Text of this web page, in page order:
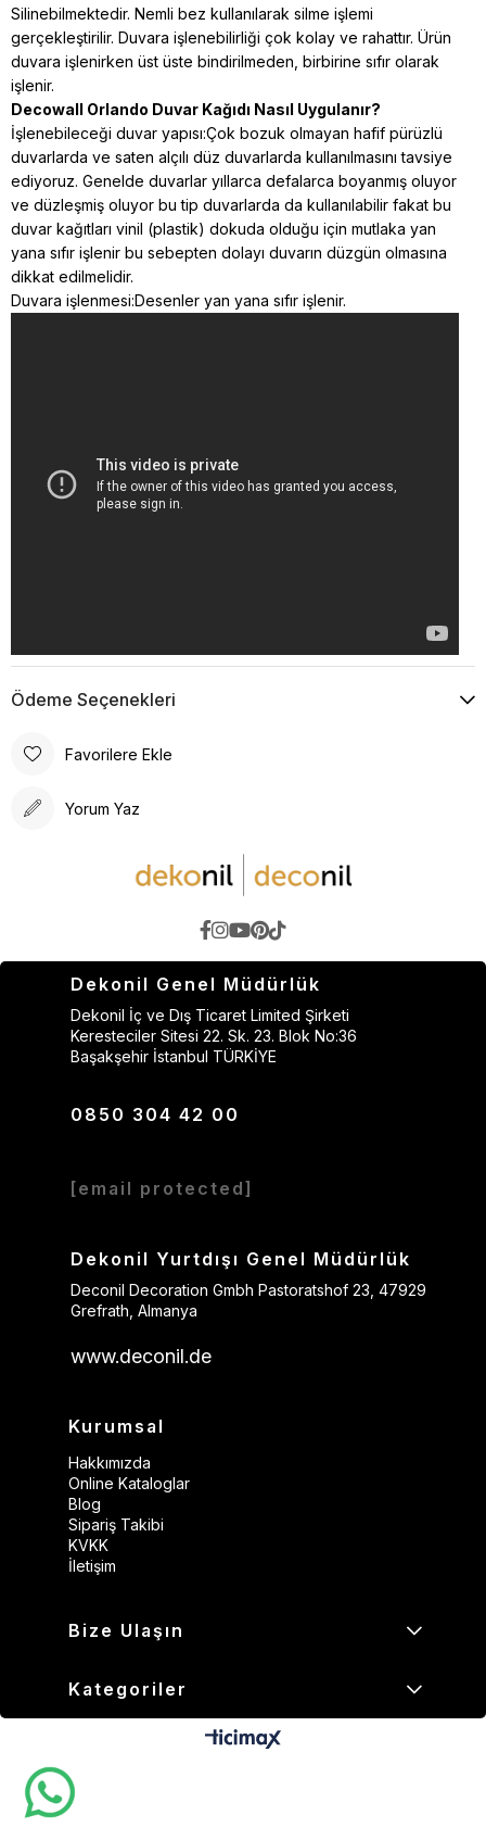
Silinebilmektedir. Nemli bez kullanılarak silme işlemi
gerçekleştirilir. Duvara işlenebilirliği çok kolay ve rahattır. Ürün
duvara işlenirken üst üste bindirilmeden, birbirine sıfır olarak
işlenir.
Decowall Orlando Duvar Kağıdı Nasıl Uygulanır?
İşlenebileceği duvar yapısı:Çok bozuk olmayan hafif pürüzlü
duvarlarda ve saten alçılı düz duvarlarda kullanılmasını tavsiye
ediyoruz. Genelde duvarlar yıllarca defalarca boyanmış oluyor
ve düzleşmiş oluyor bu tip duvarlarda da kullanılabilir fakat bu
duvar kağıtları vinil (plastik) dokuda olduğu için mutlaka yan
yana sıfır işlenir bu sebepten dolayı duvarın düzgün olmasına
dikkat edilmelidir.
Duvara işlenmesi:Desenler yan yana sıfır işlenir.
Ödeme Seçenekleri
Favorilere Ekle
Yorum Yaz
Dekonil Genel Müdürlük
Dekonil İç ve Dış Ticaret Limited Şirketi
Keresteciler Sitesi 22. Sk. 23. Blok No:36
Başakşehir İstanbul TÜRKİYE
0850 304 42 00
[email protected]
Dekonil Yurtdışı Genel Müdürlük
Deconil Decoration Gmbh Pastoratshof 23, 47929
Grefrath, Almanya
www.deconil.de
Kurumsal
Hakkımızda
Online Kataloglar
Blog
Sipariş Takibi
KVKK
İletişim
Bize Ulaşın
Kategoriler